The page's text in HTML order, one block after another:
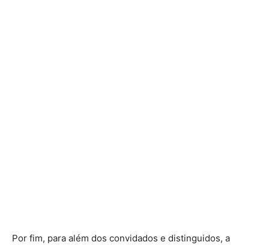
Por fim, para além dos convidados e distinguidos, a